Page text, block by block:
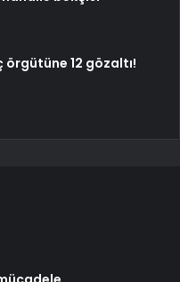
örgütüne 12 gözaltı!